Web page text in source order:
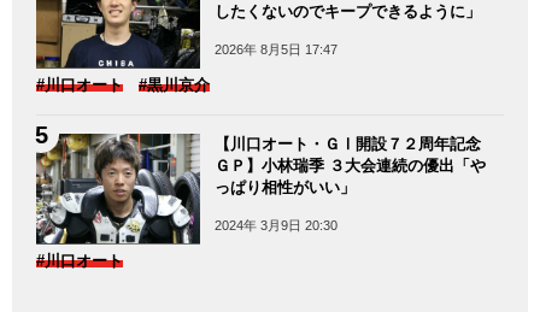
したくないのでキープできるように」
2026年 8月5日 17:47
#川口オート #黒川京介
【川口オート・ＧⅠ開設７２周年記念
ＧＰ】小林瑞季 ３大会連続の優出「や
っぱり相性がいい」
2024年 3月9日 20:30
#川口オート